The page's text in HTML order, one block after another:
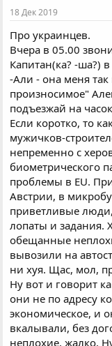
18 Дек 2019
Про украинцев.
Вчера в 05.00
Капитан(ка? -ша?)
-Али - она меня
произносимое"
подъезжай на
Если коротко, то
мужичков-
непременно с
биометрического
проблемы в EU.
Австрии, в
приветливые
лопаты и задания.
обещанные
вывозили на
ни хуя. Щас, мол,
Ну вот и говорит
они не по адресу
экономическое, и
вкалывали, без
неплохие, жалко.